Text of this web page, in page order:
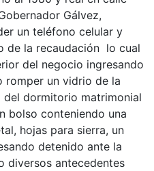
Gálvez,
un teléfono celular y
de la recaudación lo cual
del negocio ingresando
romper un vidrio de la
del dormitorio matrimonial
bolso conteniendo una
hojas para sierra, un
detenido ante la
diversos antecedentes